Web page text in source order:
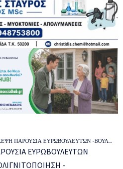
ΕΥΡΩΒΟΥΛΕΥΤΩΝ -ΒΟΥΛΕΥΤΩΝ, ΓΙΑ ΤΗΝ ΑΠΟΛΙΓΝΙΤΟΠΟΙΗΣΗ